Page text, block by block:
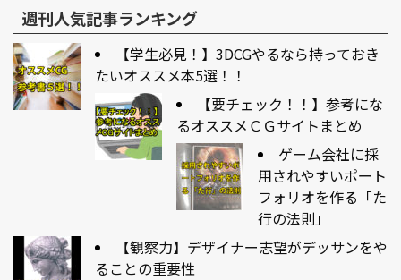
週刊人気記事ランキング
【学生必見！】3DCGやるなら持っておき
たいオススメ本5選！！
【要チェック！！】参考にな
るオススメＣＧサイトまとめ
ゲーム会社に採
用されやすいポート
フォリオを作る「た
行の法則」
【観察力】デザイナー志望がデッサンをや
ることの重要性